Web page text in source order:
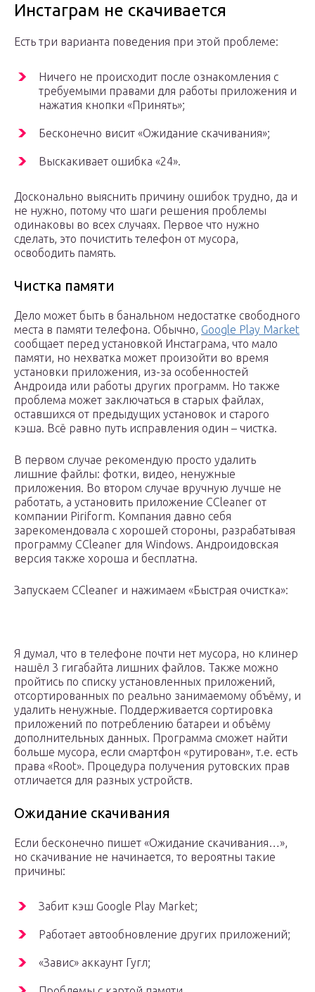
Инстаграм не скачивается
Есть три варианта поведения при этой проблеме:
Ничего не происходит после ознакомления с
требуемыми правами для работы приложения и
нажатия кнопки «Принять»;
Бесконечно висит «Ожидание скачивания»;
Выскакивает ошибка «24».
Досконально выяснить причину ошибок трудно, да и
не нужно, потому что шаги решения проблемы
одинаковы во всех случаях. Первое что нужно
сделать, это почистить телефон от мусора,
освободить память.
Чистка памяти
Дело может быть в банальном недостатке свободного
места в памяти телефона. Обычно, Google Play Market
сообщает перед установкой Инстаграма, что мало
памяти, но нехватка может произойти во время
установки приложения, из-за особенностей
Андроида или работы других программ. Но также
проблема может заключаться в старых файлах,
оставшихся от предыдущих установок и старого
кэша. Всё равно путь исправления один – чистка.
В первом случае рекомендую просто удалить
лишние файлы: фотки, видео, ненужные
приложения. Во втором случае вручную лучше не
работать, а установить приложение CCleaner от
компании Piriform. Компания давно себя
зарекомендовала с хорошей стороны, разрабатывая
программу CCleaner для Windows. Андроидовская
версия также хороша и бесплатна.
Запускаем CCleaner и нажимаем «Быстрая очистка»:
Я думал, что в телефоне почти нет мусора, но клинер
нашёл 3 гигабайта лишних файлов. Также можно
пройтись по списку установленных приложений,
отсортированных по реально занимаемому объёму, и
удалить ненужные. Поддерживается сортировка
приложений по потреблению батареи и объёму
дополнительных данных. Программа сможет найти
больше мусора, если смартфон «рутирован», т.е. есть
права «Root». Процедура получения рутовских прав
отличается для разных устройств.
Ожидание скачивания
Если бесконечно пишет «Ожидание скачивания…»,
но скачивание не начинается, то вероятны такие
причины:
Забит кэш Google Play Market;
Работает автообновление других приложений;
«Завис» аккаунт Гугл;